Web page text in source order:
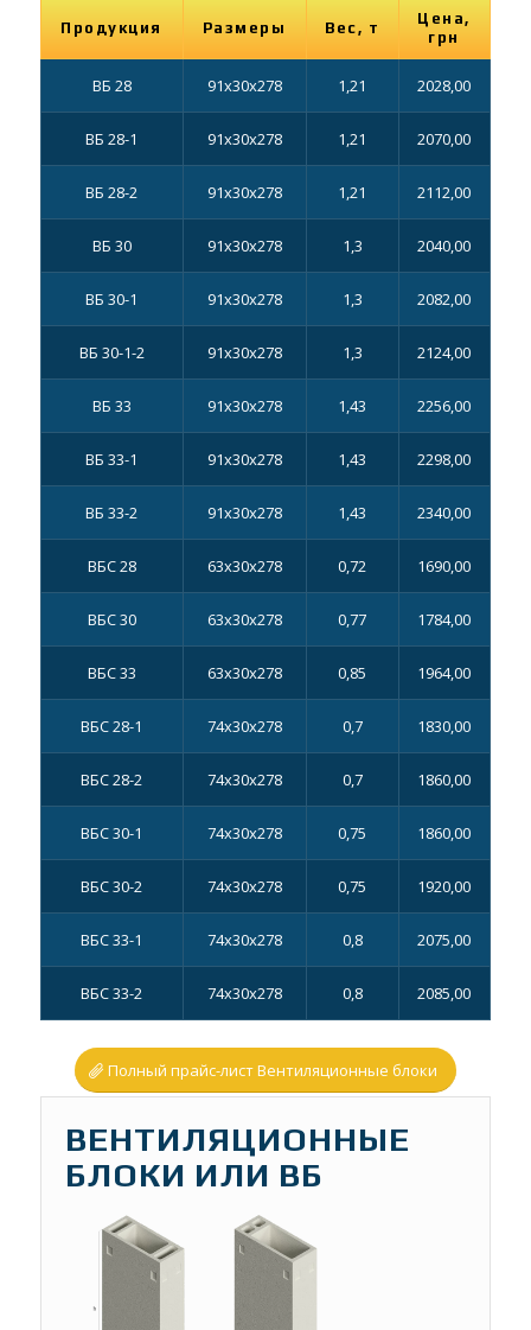
Продукция Размеры Вес, т
Цена,
грн
ВБ 28 91х30х278 1,21 2028,00
ВБ 28-1 91х30х278 1,21 2070,00
ВБ 28-2 91х30х278 1,21 2112,00
ВБ 30 91х30х278 1,3 2040,00
ВБ 30-1 91х30х278 1,3 2082,00
ВБ 30-1-2 91х30х278 1,3 2124,00
ВБ 33 91х30х278 1,43 2256,00
ВБ 33-1 91х30х278 1,43 2298,00
ВБ 33-2 91х30х278 1,43 2340,00
ВБС 28 63х30х278 0,72 1690,00
ВБС 30 63х30х278 0,77 1784,00
ВБС 33 63х30х278 0,85 1964,00
ВБС 28-1 74х30х278 0,7 1830,00
ВБС 28-2 74х30х278 0,7 1860,00
ВБС 30-1 74х30х278 0,75 1860,00
ВБС 30-2 74х30х278 0,75 1920,00
ВБС 33-1 74х30х278 0,8 2075,00
ВБС 33-2 74х30х278 0,8 2085,00
Полный прайс-лист Вентиляционные блоки
ВЕНТИЛЯЦИОННЫЕ
БЛОКИ ИЛИ ВБ